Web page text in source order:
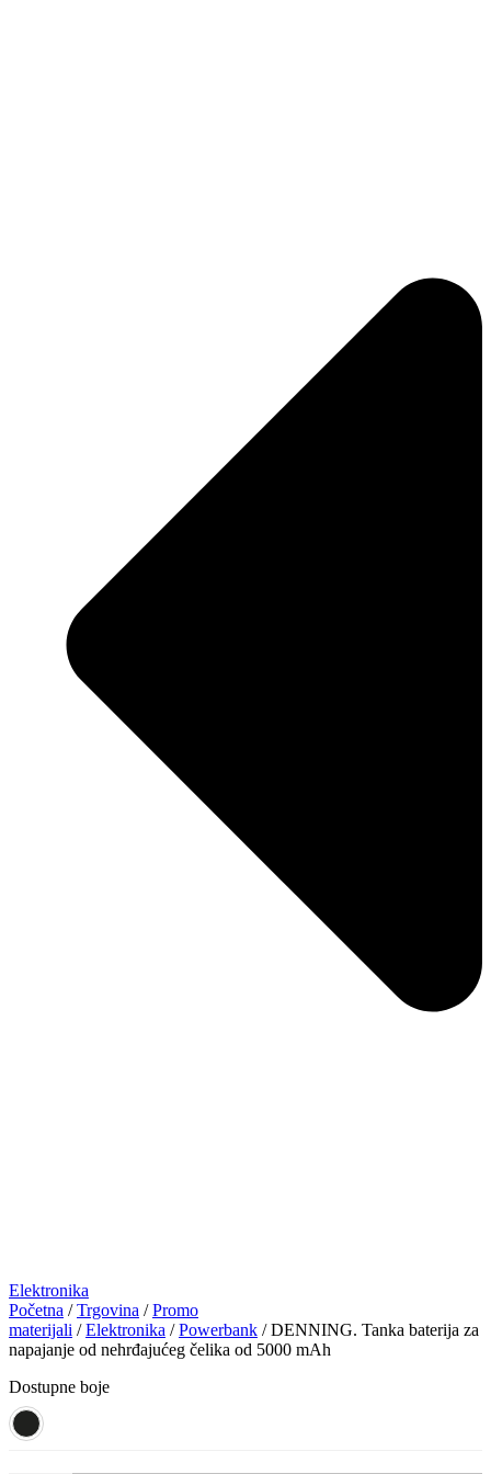
Elektronika
Početna /Trgovina /Promo
materijali /Elektronika /Powerbank / DENNING. Tanka baterija za
napajanje od nehrđajućeg čelika od 5000 mAh
Dostupne boje